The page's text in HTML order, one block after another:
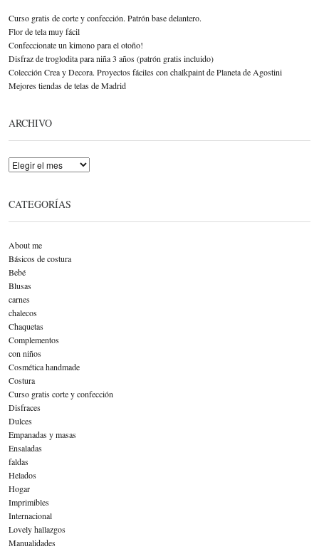
Curso gratis de corte y confección. Patrón base delantero.
Flor de tela muy fácil
Confeccionate un kimono para el otoño!
Disfraz de troglodita para niña 3 años (patrón gratis incluido)
Colección Crea y Decora. Proyectos fáciles con chalkpaint de Planeta de Agostini
Mejores tiendas de telas de Madrid
ARCHIVO
Archivo
CATEGORÍAS
About me
Básicos de costura
Bebé
Blusas
carnes
chalecos
Chaquetas
Complementos
con niños
Cosmética handmade
Costura
Curso gratis corte y confección
Disfraces
Dulces
Empanadas y masas
Ensaladas
faldas
Helados
Hogar
Imprimibles
Internacional
Lovely hallazgos
Manualidades